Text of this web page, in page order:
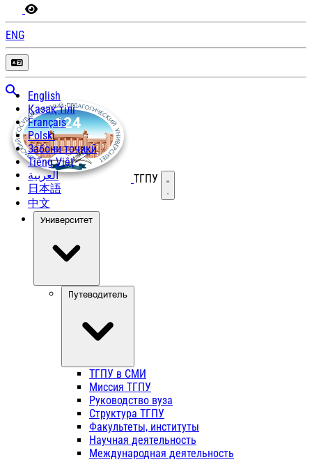
ENG
English
Қазақ тілі
Français
Polski
Забони тоҷикӣ
Tiếng Việt
العربية
日本語
中文
ТГПУ Открыть меню
Университет
Путеводитель
ТГПУ в СМИ
Миссия ТГПУ
Руководство вуза
Структура ТГПУ
Факультеты, институты
Научная деятельность
Международная деятельность